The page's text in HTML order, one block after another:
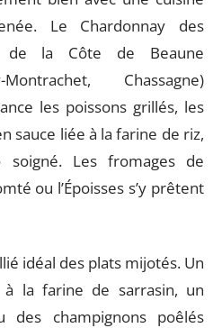
Le Chardonnay des
de la Côte de Beaune
Chassagne)
les poissons grillés, les
sauce liée à la farine de riz,
Les fromages de
ou l’Époisses s’y prêtent
idéal des plats mijotés. Un
la farine de sarrasin, un
champignons poêlés